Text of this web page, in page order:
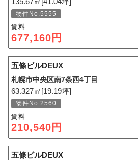
物件No.5555
賃料
677,160円
五條ビルDEUX
札幌市中央区南7条西4丁目
63.327㎡[19.19坪]
物件No.2560
賃料
210,540円
五條ビルDEUX